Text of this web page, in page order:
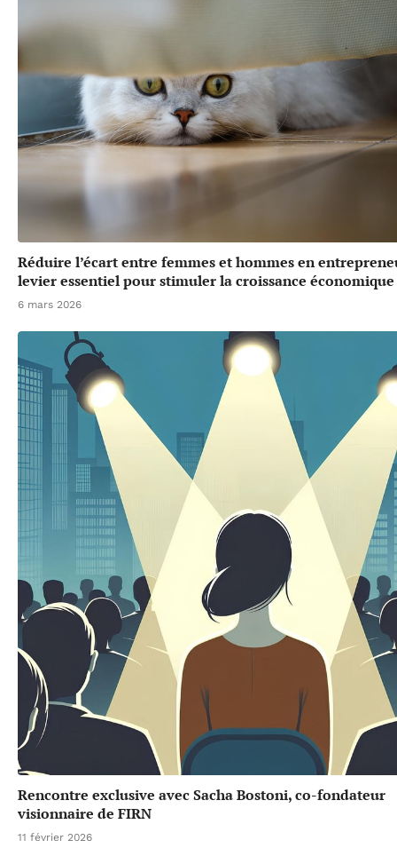
Réduire l’écart entre femmes et hommes en
levier essentiel pour stimuler la croissance économique
6 mars 2026
Rencontre exclusive avec Sacha Bostoni, co-fondateur
visionnaire de FIRN
11 février 2026